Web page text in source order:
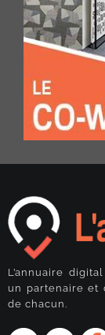
L’annuaire
un partenaire et
de chacun.